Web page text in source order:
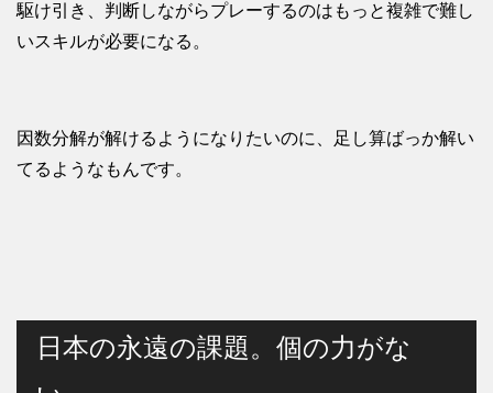
駆け引き、判断しながらプレーするのはもっと複雑で難し
いスキルが必要になる。
因数分解が解けるようになりたいのに、足し算ばっか解い
てるようなもんです。
日本の永遠の課題。個の力がな